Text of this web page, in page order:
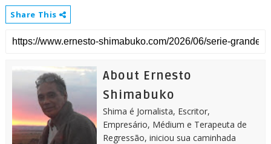
Share This
About Ernesto
Shimabuko
Shima é Jornalista, Escritor,
Empresário, Médium e Terapeuta de
Regressão, iniciou sua caminhada